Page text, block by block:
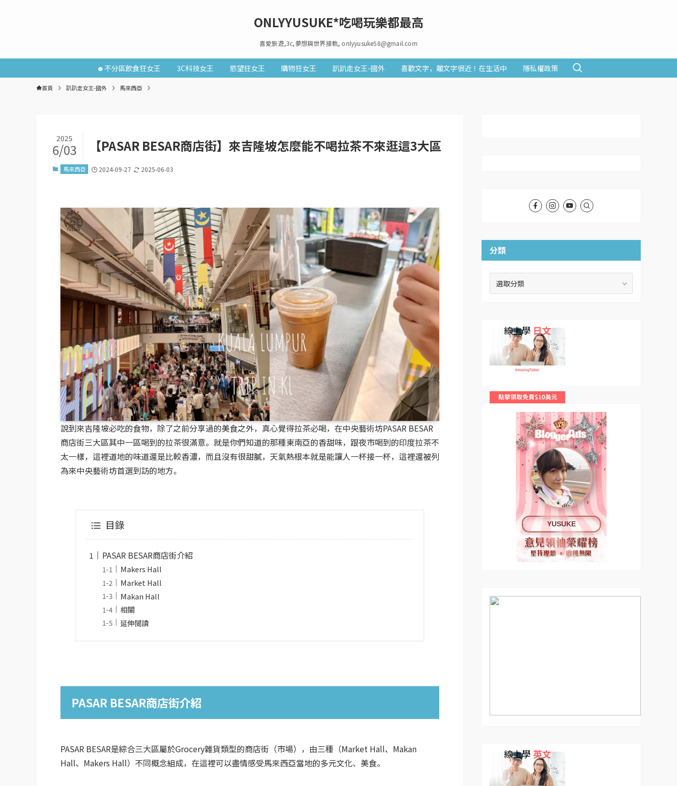
ONLYYUSUKE*吃喝玩樂都最高
喜愛旅遊,3c,夢想與世界接軌, onlyyusuke58@gmail.com
☻不分區飲食狂女王 3C科技女王 慾望狂女王 購物狂女王 趴趴走女王-國外 喜歡文字，離文字很近！在生活中 隱私權政策
首頁 趴趴走女王-國外 馬來西亞
【PASAR BESAR商店街】來吉隆坡怎麼能不喝拉茶不來逛這3大區
2025
6/03
馬來西亞 2024-09-27 2025-06-03
說到來吉隆坡必吃的食物，除了之前分享過的美食之外，真心覺得拉茶必喝，在中央藝術坊PASAR BESAR
商店街三大區其中一區喝到的拉茶很滿意。就是你們知道的那種東南亞的香甜味，跟夜市喝到的印度拉茶不
太一樣，這裡道地的味道還是比較香濃，而且沒有很甜膩，天氣熱根本就是能讓人一杯接一杯，這裡還被列
為來中央藝術坊首選到訪的地方。
目錄
PASAR BESAR商店街介紹
Makers Hall
Market Hall
Makan Hall
相關
延伸閱讀
PASAR BESAR商店街介紹
PASAR BESAR是綜合三大區屬於Grocery雜貨類型的商店街（市場），由三種（Market Hall、Makan
Hall、Makers Hall）不同概念組成，在這裡可以盡情感受馬來西亞當地的多元文化、美食。
分類
線上學 日文
YUSUKE
線上學 英文